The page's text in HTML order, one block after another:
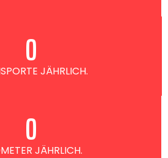
JÄHRLICH.
0
JÄHRLICH.
0